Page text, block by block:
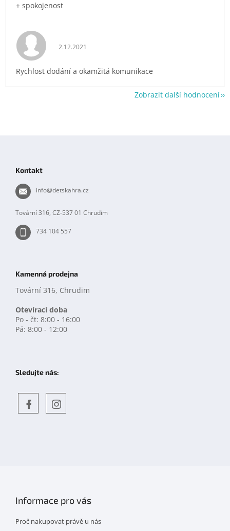
+ spokojenost
Hodnocení obchodu je 5 z 5 hvězdiček.
2.12.2021
Rychlost dodání a okamžitá komunikace
Zobrazit další hodnocení
Kontakt
info@detskahra.cz
Tovární 316, CZ-537 01 Chrudim
734 104 557
Kamenná prodejna
Tovární 316, Chrudim
Otevírací doba
Po - čt: 8:00 - 16:00
Pá: 8:00 - 12:00
Sledujte nás:
Informace pro vás
Proč nakupovat právě u nás